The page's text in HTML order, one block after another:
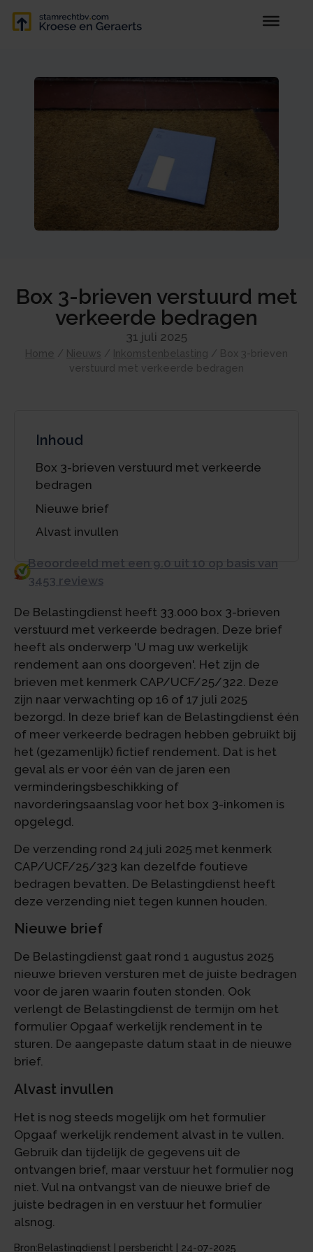
Box 3-brieven verstuurd met
verkeerde bedragen
31 juli 2025
Home / Nieuws / Inkomstenbelasting / Box 3-brieven
verstuurd met verkeerde bedragen
Inhoud
Box 3-brieven verstuurd met verkeerde
bedragen
Nieuwe brief
Alvast invullen
Beoordeeld met een 9.0 uit 10 op basis van
3453 reviews
De Belastingdienst heeft 33.000 box 3-brieven
verstuurd met verkeerde bedragen. Deze brief
heeft als onderwerp 'U mag uw werkelijk
rendement aan ons doorgeven'. Het zijn de
brieven met kenmerk CAP/UCF/25/322. Deze
zijn naar verwachting op 16 of 17 juli 2025
bezorgd. In deze brief kan de Belastingdienst één
of meer verkeerde bedragen hebben gebruikt bij
het (gezamenlijk) fictief rendement. Dat is het
geval als er voor één van de jaren een
verminderingsbeschikking of
navorderingsaanslag voor het box 3-inkomen is
opgelegd.
De verzending rond 24 juli 2025 met kenmerk
CAP/UCF/25/323 kan dezelfde foutieve
bedragen bevatten. De Belastingdienst heeft
deze verzending niet tegen kunnen houden.
Nieuwe brief
De Belastingdienst gaat rond 1 augustus 2025
nieuwe brieven versturen met de juiste bedragen
voor de jaren waarin fouten stonden. Ook
verlengt de Belastingdienst de termijn om het
formulier Opgaaf werkelijk rendement in te
sturen. De aangepaste datum staat in de nieuwe
brief.
Alvast invullen
Het is nog steeds mogelijk om het formulier
Opgaaf werkelijk rendement alvast in te vullen.
Gebruik dan tijdelijk de gegevens uit de
ontvangen brief, maar verstuur het formulier nog
niet. Vul na ontvangst van de nieuwe brief de
juiste bedragen in en verstuur het formulier
alsnog.
Bron:Belastingdienst | persbericht | 24-07-2025